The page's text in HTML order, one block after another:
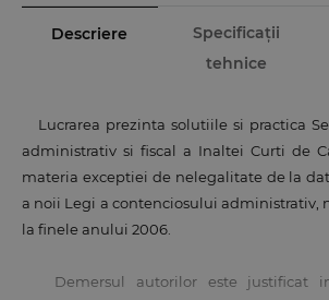
Descriere
Specificații
tehnice
Lucrarea prezinta solutiile si practica
administrativ si fiscal a Inaltei Curti de
materia exceptiei de nelegalitate de la
a noii Legi a contenciosului administrativ,
la finele anului 2006.
Demersul autorilor este justificat